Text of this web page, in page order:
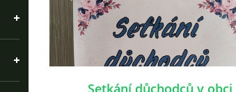
Setkání důchodců v obci